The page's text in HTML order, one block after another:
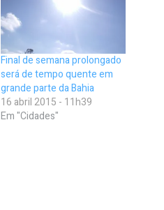
Final de semana prolongado
será de tempo quente em
grande parte da Bahia
16 abril 2015 - 11h39
Em "Cidades"